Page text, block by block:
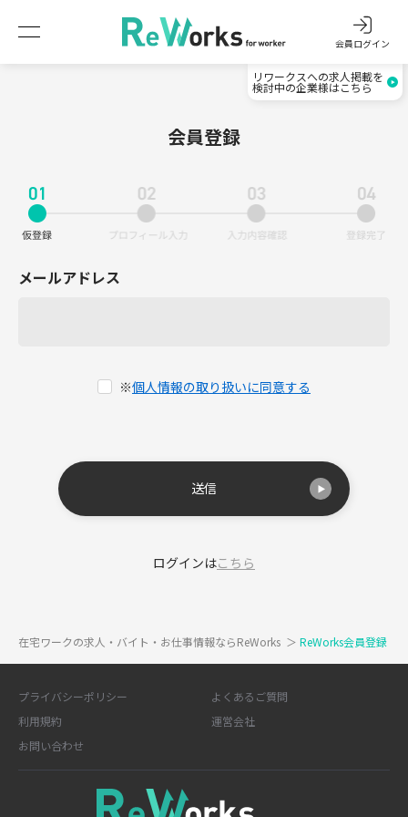
会員ログイン
リワークスへの求人掲載を
検討中の企業様はこちら
会員登録
メールアドレス
※個人情報の取り扱いに同意する
送信
ログインはこちら
在宅ワークの求人・バイト・お仕事情報ならReWorks ＞ ReWorks会員登録
プライバシーポリシー
よくあるご質問
利用規約
運営会社
お問い合わせ